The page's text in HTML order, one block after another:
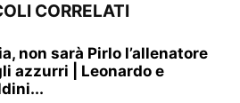
CORRELATI
non sarà Pirlo l’allenatore
azzurri | Leonardo e